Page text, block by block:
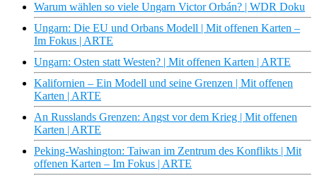
Warum wählen so viele Ungarn Victor Orbán? | WDR Doku
Ungarn: Die EU und Orbans Modell | Mit offenen Karten –
Im Fokus | ARTE
Ungarn: Osten statt Westen? | Mit offenen Karten | ARTE
Kalifornien – Ein Modell und seine Grenzen | Mit offenen
Karten | ARTE
An Russlands Grenzen: Angst vor dem Krieg | Mit offenen
Karten | ARTE
Peking-Washington: Taiwan im Zentrum des Konflikts | Mit
offenen Karten – Im Fokus | ARTE